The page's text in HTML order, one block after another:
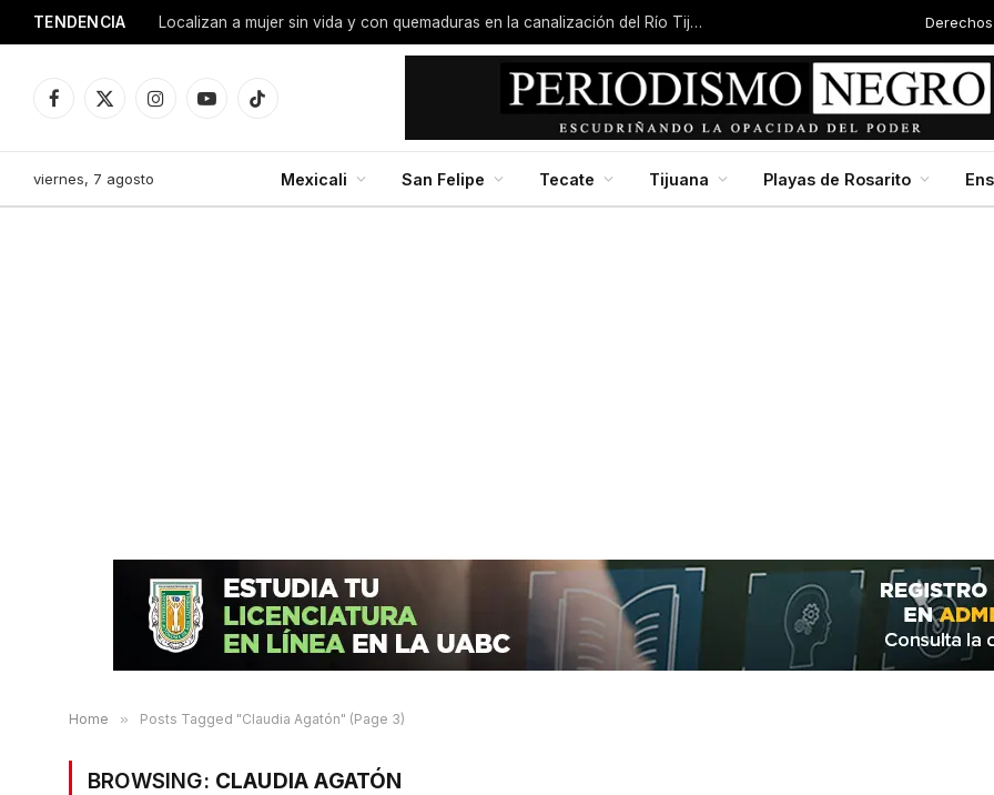
TENDENCIA Arranca una nueva etapa para 4298 estudiantes en la UABC campus Mexicali
Facebook
X
InstagramYouTubeTikTok
viernes, 7 agosto Mexicali San Felipe Tecate Tijuana Playas de Rosarito
Home » Posts Tagged "Claudia Agatón" (Page 3)
BROWSING: CLAUDIA AGATÓN